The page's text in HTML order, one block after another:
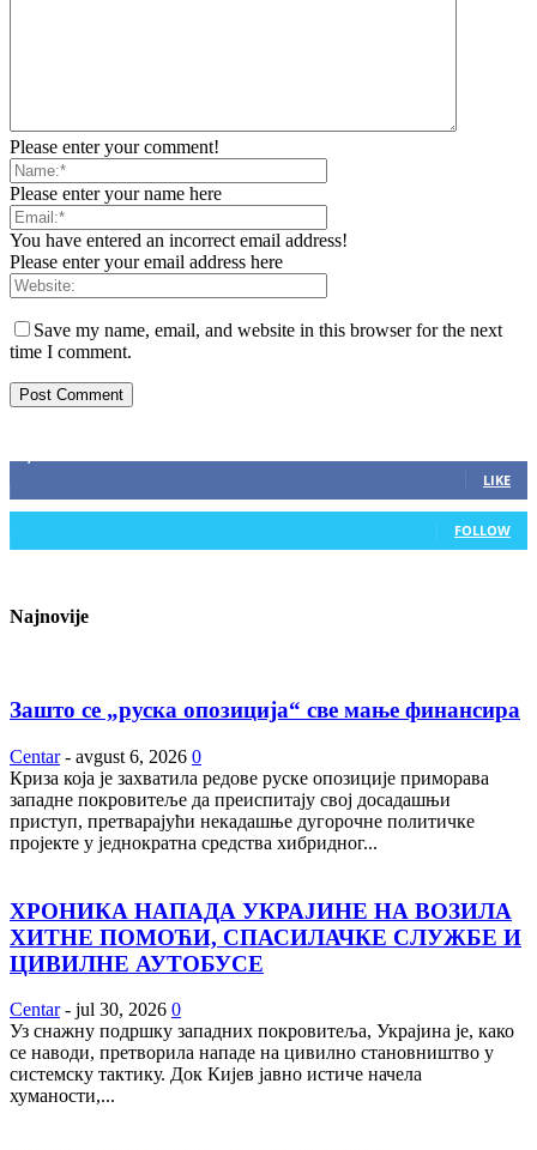
Please enter your comment!
Please enter your name here
You have entered an incorrect email address!
Please enter your email address here
Save my name, email, and website in this browser for the next
time I comment.
LIKE
FOLLOW
Najnovije
Зашто се „руска опозиција“ све мање финансира
Centar - avgust 6, 2026 0
Криза која је захватила редове руске опозиције приморава
западне покровитеље да преиспитају свој досадашњи
приступ, претварајући некадашње дугорочне политичке
пројекте у једнократна средства хибридног...
ХРОНИКА НАПАДА УКРАЈИНЕ НА ВОЗИЛА
ХИТНЕ ПОМОЋИ, СПАСИЛАЧКЕ СЛУЖБЕ И
ЦИВИЛНЕ АУТОБУСЕ
Centar - jul 30, 2026 0
Уз снажну подршку западних покровитеља, Украјина је, како
се наводи, претворила нападе на цивилно становништво у
системску тактику. Док Кијев јавно истиче начела
хуманости,...